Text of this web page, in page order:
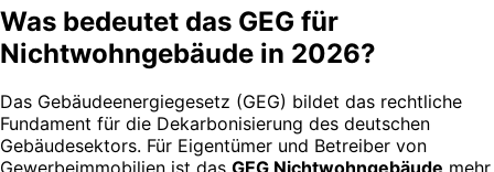
Was bedeutet das GEG für
Nichtwohngebäude in 2026?
Das Gebäudeenergiegesetz (GEG) bildet das rechtliche
Fundament für die Dekarbonisierung des deutschen
Gebäudesektors. Für Eigentümer und Betreiber von